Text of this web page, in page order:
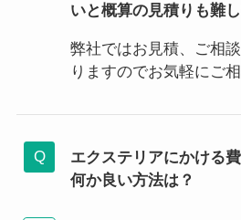
いと概算の見積りも難し
弊社ではお見積、ご相
りますのでお気軽にご相
エクステリアにかける
何か良い方法は？